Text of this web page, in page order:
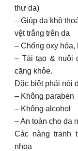
thư da)
– Giúp da khô
vệt trắng trên da
– Chống oxy hóa,
– Tái tạo & nuôi
căng khỏe.
Đặc biệt phải nói
– Không paraben
– Không alcohol
– An toàn cho da
Các nàng tranh
nhoa